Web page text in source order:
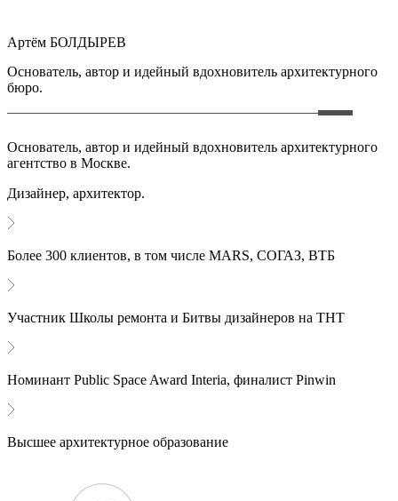
Артём БОЛДЫРЕВ
Основатель, автор и идейный вдохновитель архитектурного
бюро.
Основатель, автор и идейный вдохновитель архитектурного
агентство в Москве.
Дизайнер, архитектор.
Более 300 клиентов, в том числе MARS, СОГАЗ, ВТБ
Участник Школы ремонта и Битвы дизайнеров на ТНТ
Номинант Public Space Award Interia, финалист Pinwin
Высшее архитектурное образование